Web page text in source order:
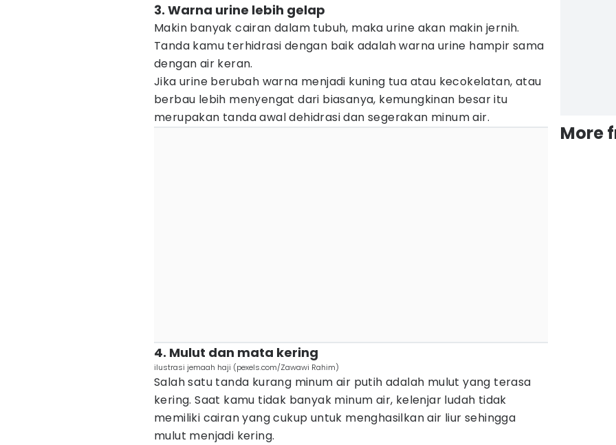
3. Warna urine lebih gelap
Makin banyak cairan dalam tubuh, maka urine akan makin jernih.
Tanda kamu terhidrasi dengan baik adalah warna urine hampir sama
dengan air keran.
Jika urine berubah warna menjadi kuning tua atau kecokelatan, atau
berbau lebih menyengat dari biasanya, kemungkinan besar itu
merupakan tanda awal dehidrasi dan segerakan minum air.
4. Mulut dan mata kering
ilustrasi jemaah haji (pexels.com/Zawawi Rahim)
Salah satu tanda kurang minum air putih adalah mulut yang terasa
kering. Saat kamu tidak banyak minum air, kelenjar ludah tidak
memiliki cairan yang cukup untuk menghasilkan air liur sehingga
mulut menjadi kering.
More